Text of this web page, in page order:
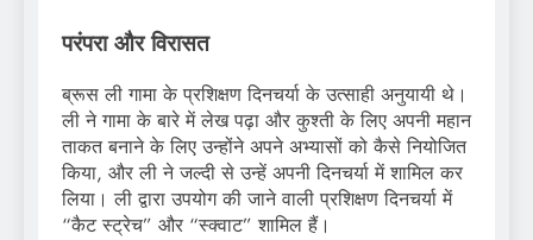
परंपरा और विरासत
ब्रूस ली गामा के प्रशिक्षण दिनचर्या के उत्साही अनुयायी थे।
ली ने गामा के बारे में लेख पढ़ा और कुश्ती के लिए अपनी महान
ताकत बनाने के लिए उन्होंने अपने अभ्यासों को कैसे नियोजित
किया, और ली ने जल्दी से उन्हें अपनी दिनचर्या में शामिल कर
लिया। ली द्वारा उपयोग की जाने वाली प्रशिक्षण दिनचर्या में
“कैट स्ट्रेच” और “स्क्वाट” शामिल हैं।